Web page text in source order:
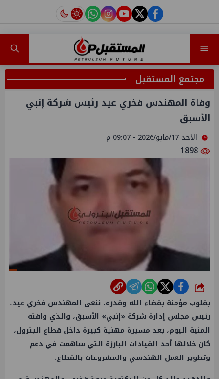
facebook
twitter
youtube
instagram
tiktok
مجتمع المستقبل
وفاة المهندس فخري عيد رئيس شركة إنبي
الأسبق
الأحد 17/مايو/2026 - 09:07 م
شارك
بقلوب مؤمنة بقضاء الله وقدره، ننعى المهندس فخري عيد،
رئيس مجلس إدارة شركة «إنبي» الأسبق، والذي وافته
المنية اليوم، بعد مسيرة مهنية كبيرة داخل قطاع البترول،
كان خلالها أحد القيادات البارزة التي ساهمت في دعم
وتطوير العمل الهندسي والمشروعات بالقطاع.